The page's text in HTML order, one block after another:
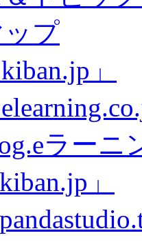
プ
」
ラーニ
」